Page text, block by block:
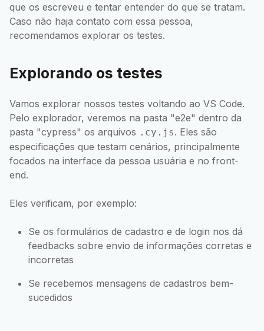
que os escreveu e tentar entender do que se tratam.
Caso não haja contato com essa pessoa,
recomendamos explorar os testes.
Explorando os testes
Vamos explorar nossos testes voltando ao VS Code.
Pelo explorador, veremos na pasta "e2e" dentro da
pasta "cypress" os arquivos .cy.js. Eles são
especificações que testam cenários, principalmente
focados na interface da pessoa usuária e no front-
end.
Eles verificam, por exemplo:
Se os formulários de cadastro e de login nos dá
feedbacks sobre envio de informações corretas e
incorretas
Se recebemos mensagens de cadastros bem-
sucedidos